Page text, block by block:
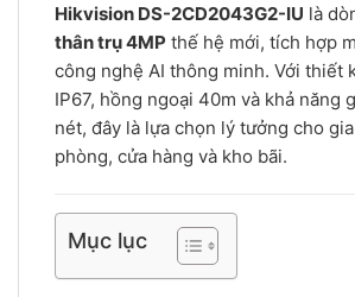
Hikvision DS-2CD2043G2-IU là
thân trụ 4MP thế hệ mới, tích hợp
công nghệ AI thông minh. Với thiết
IP67, hồng ngoại 40m và khả năng
nét, đây là lựa chọn lý tưởng cho
phòng, cửa hàng và kho bãi.
Mục lục